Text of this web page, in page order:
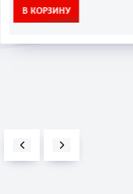
В КОРЗИНУ